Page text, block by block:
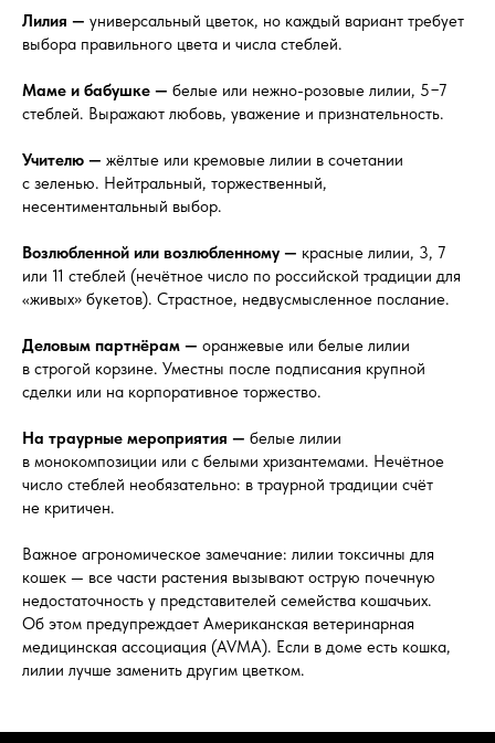
Лилия — универсальный цветок, но каждый вариант требует
выбора правильного цвета и числа стеблей.
Маме и бабушке — белые или нежно-розовые лилии, 5−7
стеблей. Выражают любовь, уважение и признательность.
Учителю — жёлтые или кремовые лилии в сочетании
с зеленью. Нейтральный, торжественный,
несентиментальный выбор.
Возлюбленной или возлюбленному — красные лилии, 3, 7
или 11 стеблей (нечётное число по российской традиции для
«живых» букетов). Страстное, недвусмысленное послание.
Деловым партнёрам — оранжевые или белые лилии
в строгой корзине. Уместны после подписания крупной
сделки или на корпоративное торжество.
На траурные мероприятия — белые лилии
в монокомпозиции или с белыми хризантемами. Нечётное
число стеблей необязательно: в траурной традиции счёт
не критичен.
Важное агрономическое замечание: лилии токсичны для
кошек — все части растения вызывают острую почечную
недостаточность у представителей семейства кошачьих.
Об этом предупреждает Американская ветеринарная
медицинская ассоциация (AVMA). Если в доме есть кошка,
лилии лучше заменить другим цветком.
Индивидуальный предприниматель Жмурко Артур Валерьевич
Юридический адрес: 354000, Краснодарский край, г. Сочи, ул.
Чехова , д. 33, кв. 14
ОГРНИП/ИНН: 315236600000455/232011121118